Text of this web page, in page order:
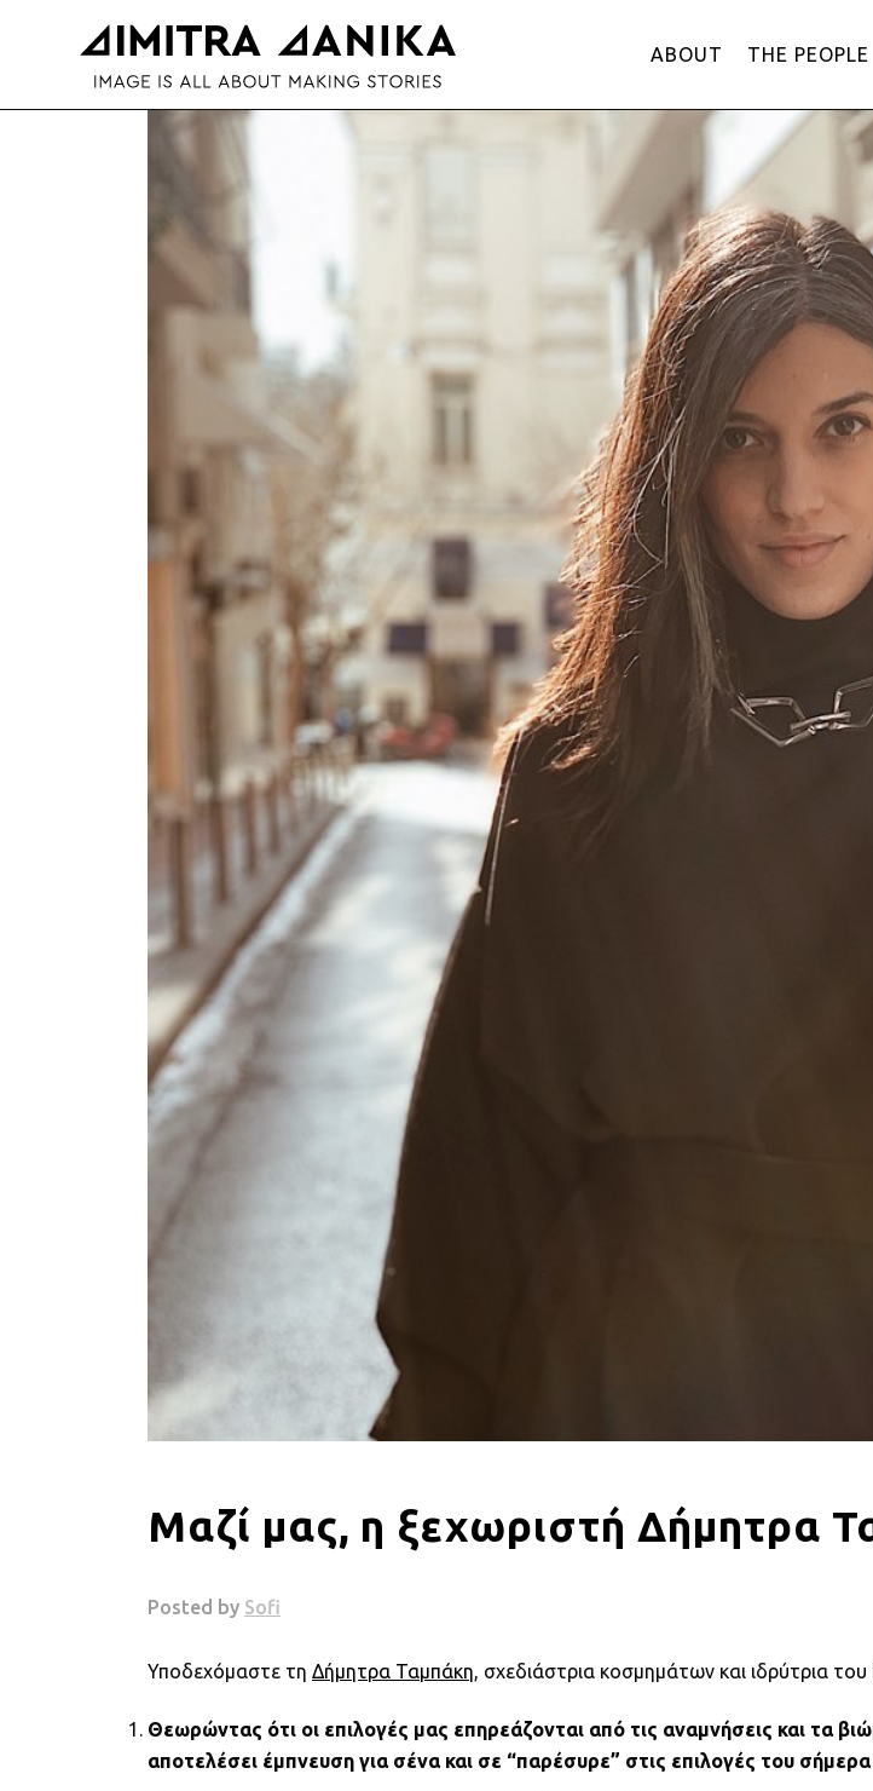
ABOUT THE PEOPLE
Μαζί μας, η ξεχωριστή Δήμητρα
Υποδεχόμαστε τη Δήμητρα Ταμπάκη, σχεδιάστρια κοσμημάτων και ιδρύτρια
Θεωρώντας ότι οι επιλογές μας επηρεάζονται από τις αναμνήσεις και τα
αποτελέσει έμπνευση για σένα και σε “παρέσυρε” στις επιλογές του σήμερα